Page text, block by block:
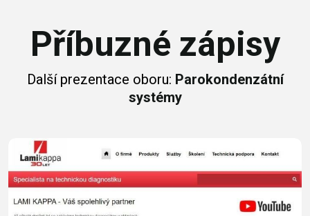
Příbuzné zápisy
Další prezentace oboru: Parokondenzátní
systémy